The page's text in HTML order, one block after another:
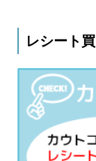
レシート